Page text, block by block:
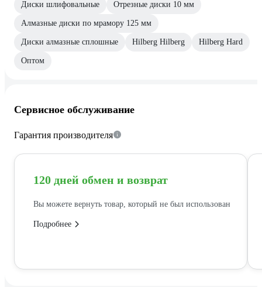
Диски шлифовальные Отрезные диски 10 мм
Алмазные диски по мрамору 125 мм
Диски алмазные сплошные Hilberg Hilberg Hilberg Hard
Оптом
Сервисное обслуживание
Гарантия производителя
120 дней обмен и возврат
Вы можете вернуть товар, который не был использован
Подробнее